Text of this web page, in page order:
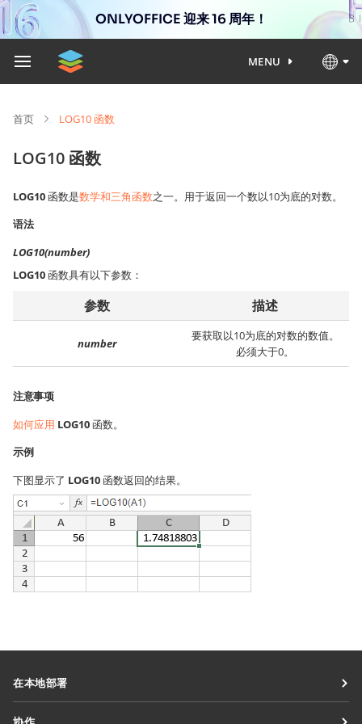
ONLYOFFICE 迎来 16 周年！
MENU
首页 LOG10 函数
LOG10 函数
LOG10函数是数学和三角函数之一。用于返回一个数以10为底的对数。
语法
LOG10(number)
LOG10函数具有以下参数：
参数 描述
number
要获取以10为底的对数的数值。
必须大于0。
注意事项
如何应用 LOG10函数。
示例
下图显示了 LOG10函数返回的结果。
在本地部署